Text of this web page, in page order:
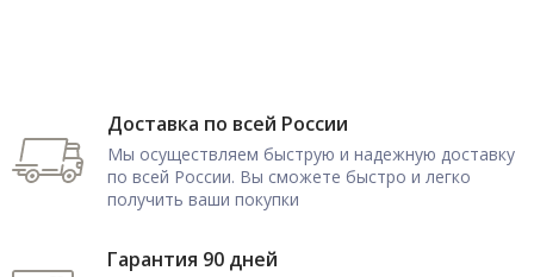
Доставка по всей России
Мы осуществляем быструю и надежную доставку
по всей России. Вы сможете быстро и легко
получить ваши покупки
Гарантия 90 дней